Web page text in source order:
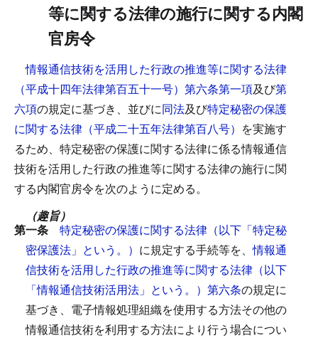
等に関する法律の施行に関する内閣
官房令
情報通信技術を活用した行政の推進等に関する法律
（平成十四年法律第百五十一号）第六条第一項及び第
六項の規定に基づき、並びに同法及び特定秘密の保護
に関する法律（平成二十五年法律第百八号） を実施す
るため、特定秘密の保護に関する法律に係る情報通信
技術を活用した行政の推進等に関する法律の施行に関
する内閣官房令を次のように定める。
（趣旨）
第一条 特定秘密の保護に関する法律（以下「特定秘
密保護法」という。） に規定する手続等を、情報通
信技術を活用した行政の推進等に関する法律（以下
「情報通信技術活用法」という。）第六条の規定に
基づき、電子情報処理組織を使用する方法その他の
情報通信技術を利用する方法により行う場合につい